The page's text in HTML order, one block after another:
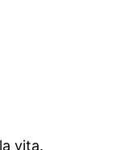
vita.